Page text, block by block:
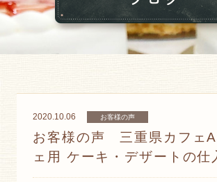
2020.10.06 お客様の声
お客様の声 三重県カフェ
ェ用 ケーキ・デザートの仕